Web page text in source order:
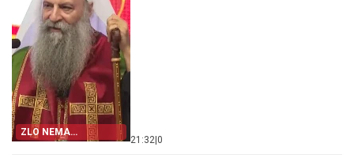
ZLO NEMA
POSLJEDNJU RIJEČ
21:32 0